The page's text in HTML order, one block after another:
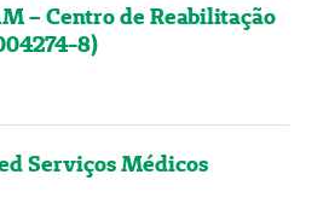
– Centro de Reabilitação
8)
Serviços Médicos